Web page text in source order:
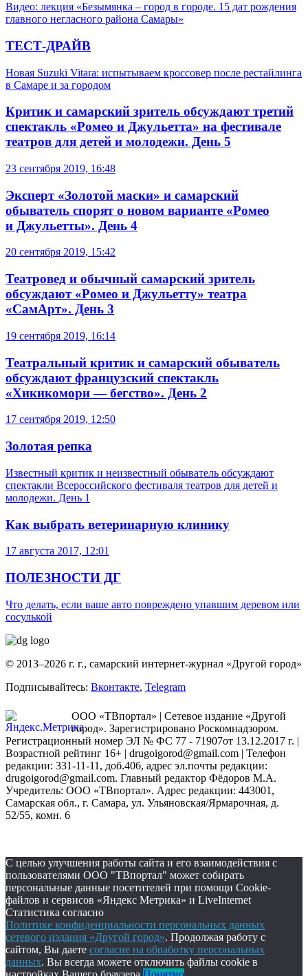
Видео: лекция «Безымянка – город в городе. 15 дат рождения
главного негласного района Самары»
ТЕСТ-ДРАЙВ
Новая Suzuki Vitara: испытываем кроссовер после рестайлинга
в Самаре и за городом
Критик и самарский зритель обсуждают третий
спектакль «Ромео и Джульетта» на фестивале
театров для детей и молодежи. День 5
23 сентября 2019, 16:48
Эксперт «Золотой маски» и самарский
обыватель спорят о новом варианте «Ромео
и Джульетты». День 4
20 сентября 2019, 15:42
Театровед и обычный самарский зритель
обсуждают «Ромео и Джульетту» театра
«СамАрт». День 3
19 сентября 2019, 16:14
Театральный критик и самарский обыватель
обсуждают французский спектакль
«Хикикомори — бегство». День 2
17 сентября 2019, 12:50
Золотая репка
Известный критик и неизвестный обыватель обсуждают
спектакли Всероссийского фестиваля театров для детей и
молодежи. День 1
Как выбрать ветеринарную клинику
17 августа 2017, 12:01
ПОЛЕЗНОСТИ ДГ
Что делать, если ваше авто повреждено упавшим деревом или
сосулькой
© 2013–2026 г. г., самарский интернет-журнал «Другой город»
Подписывайтесь: Вконтакте, Telegram
ООО «ТВпортал» | Сетевое издание «Другой
город». Зарегистрировано Роскомнадзором.
Регистрационный номер ЭЛ № ФС 77 - 71907от 13.12.2017 г. |
Возрастной рейтинг 16+ | drugoigorod@gmail.com | Телефон
редакции: 331-11-11, доб.406, адрес эл.почты редакции:
drugoigorod@gmail.com. Главный редактор Фёдоров М.А.
Учредитель: ООО «ТВпортал». Адрес редакции: 443001,
Самарская обл., г. Самара, ул. Ульяновская/Ярмарочная, д.
52/55, комн. 6
С целью улучшения работы сайта и его взаимодействия с
пользователями ООО "ТВпортал" может собирать
персональные данные посетителей при помощи Cookie-
файлов и сервисов «Яндекс Метрика» и LiveInternet
Статистика согласно
Политике конфиденциальности персональных данных
сетевого издания «Другой город». Продолжая работу с
сайтом, Вы даете согласие на обработку персональных
данных. Вы всегда можете отключить файлы cookie в